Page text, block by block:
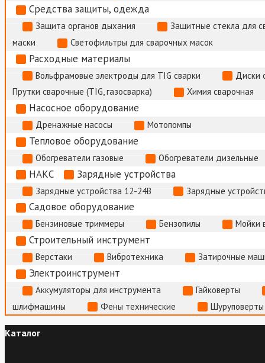
Средства защиты, одежда
Защита органов дыхания
Защитные стекла для
маски
Светофильтры для сварочных масок
Расходные материалы
Вольфрамовые электроды для TIG сварки
Диски
Прутки сварочные (TIG, газосварка)
Химия сварочная
Насосное оборудование
Дренажные насосы Мотопомпы
Тепловое оборудование
Обогреватели газовые Обогреватели дизельные
НАКС Зарядные устройства
Зарядные устройства 12-24В Зарядные
Садовое оборудование
Бензиновые триммеры Бензопилы Мойки
Строительный инструмент
Верстаки Вибротехника Затирочные
Электроинструмент
Аккумуляторы для инструмента
Гайковерты
шлифмашины
Фены технические
Каталог